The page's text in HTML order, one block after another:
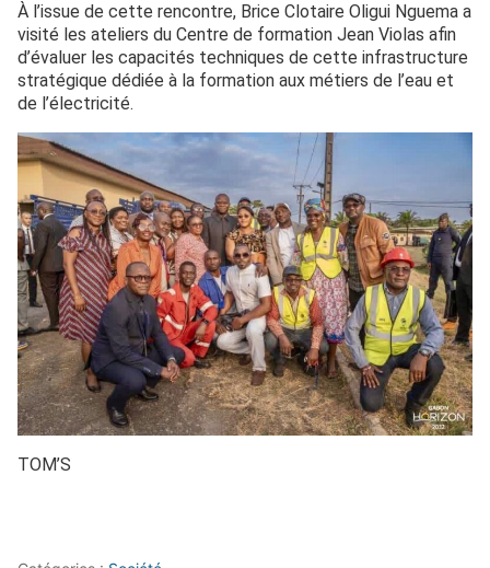
À l’issue de cette rencontre, Brice Clotaire Oligui Nguema a
visité les ateliers du Centre de formation Jean Violas afin
d’évaluer les capacités techniques de cette infrastructure
stratégique dédiée à la formation aux métiers de l’eau et
de l’électricité.
TOM’S